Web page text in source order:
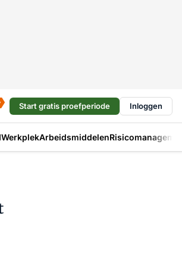
Start gratis proefperiode Inloggen
WerkplekArbeidsmiddelen